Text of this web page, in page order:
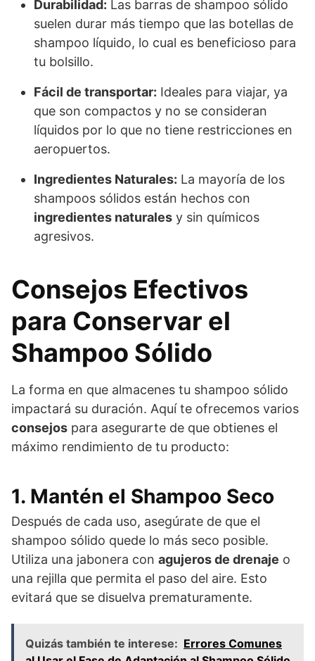
Durabilidad: Las barras de shampoo sólido
suelen durar más tiempo que las botellas de
shampoo líquido, lo cual es beneficioso para
tu bolsillo.
Fácil de transportar: Ideales para viajar, ya
que son compactos y no se consideran
líquidos por lo que no tiene restricciones en
aeropuertos.
Ingredientes Naturales: La mayoría de los
shampoos sólidos están hechos con
ingredientes naturales y sin químicos
agresivos.
Consejos Efectivos
para Conservar el
Shampoo Sólido
La forma en que almacenes tu shampoo sólido
impactará su duración. Aquí te ofrecemos varios
consejos para asegurarte de que obtienes el
máximo rendimiento de tu producto:
1. Mantén el Shampoo Seco
Después de cada uso, asegúrate de que el
shampoo sólido quede lo más seco posible.
Utiliza una jabonera con agujeros de drenaje o
una rejilla que permita el paso del aire. Esto
evitará que se disuelva prematuramente.
Quizás también te interese: Errores Comunes